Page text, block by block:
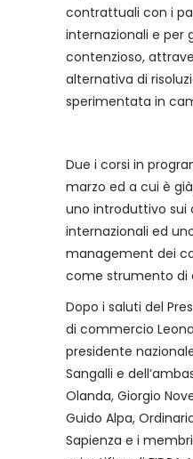
contrattuali con i
internazionali e per
contenzioso,
alternativa di
sperimentata in
Due i corsi in
marzo ed a cui è
uno introduttivo
internazionali ed
management dei
come strumento di
Dopo i saluti del
di commercio
presidente
Sangalli e
Olanda, Giorgio
Guido Alpa,
Sapienza e i